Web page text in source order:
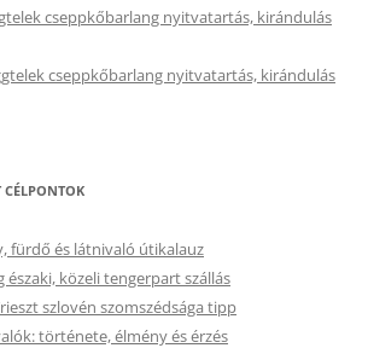
cseppkőbarlang nyitvatartás, kirándulás
cseppkőbarlang nyitvatartás, kirándulás
CÉLPONTOK
fürdő és látnivaló útikalauz
északi, közeli tengerpart szállás
szlovén szomszédsága tipp
története, élmény és érzés